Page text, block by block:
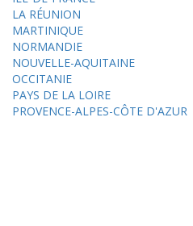
LA RÉUNION
MARTINIQUE
NORMANDIE
NOUVELLE-AQUITAINE
OCCITANIE
PAYS DE LA LOIRE
PROVENCE-ALPES-CÔTE D'AZUR